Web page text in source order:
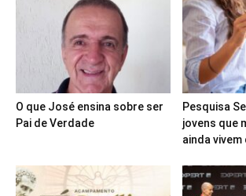
O que José ensina sobre ser
Pai de Verdade
Pesquisa
jovens que
ainda vivem